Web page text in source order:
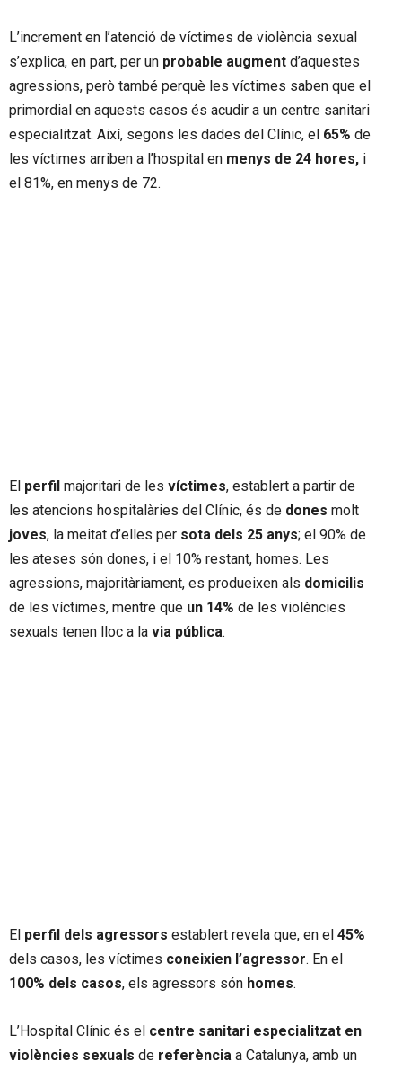
L’increment en l’atenció de víctimes de violència sexual
s’explica, en part, per un probable augment d’aquestes
agressions, però també perquè les víctimes saben que el
primordial en aquests casos és acudir a un centre sanitari
especialitzat. Així, segons les dades del Clínic, el 65% de
les víctimes arriben a l’hospital en menys de 24 hores, i
el 81%, en menys de 72.
El perfil majoritari de les víctimes, establert a partir de
les atencions hospitalàries del Clínic, és de dones molt
joves, la meitat d’elles per sota dels 25 anys; el 90% de
les ateses són dones, i el 10% restant, homes. Les
agressions, majoritàriament, es produeixen als domicilis
de les víctimes, mentre que un 14% de les violències
sexuals tenen lloc a la via pública.
El perfil dels agressors establert revela que, en el 45%
dels casos, les víctimes coneixien l’agressor. En el
100% dels casos, els agressors són homes.
L’Hospital Clínic és el centre sanitari especialitzat en
violències sexuals de referència a Catalunya, amb un